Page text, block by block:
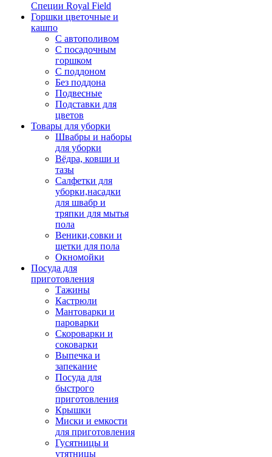
Специи Royal Field
Горшки цветочные и
кашпо
С автополивом
С посадочным
горшком
С поддоном
Без поддона
Подвесные
Подставки для
цветов
Товары для уборки
Швабры и наборы
для уборки
Вёдра, ковши и
тазы
Салфетки для
уборки,насадки
для швабр и
тряпки для мытья
пола
Веники,совки и
щетки для пола
Окномойки
Посуда для
приготовления
Тажины
Кастрюли
Мантоварки и
пароварки
Скороварки и
соковарки
Выпечка и
запекание
Посуда для
быстрого
приготовления
Крышки
Миски и емкости
для приготовления
Гусятницы и
утятницы